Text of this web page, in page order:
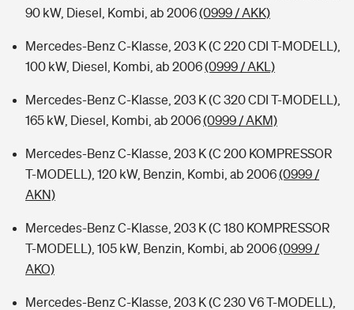
90 kW, Diesel, Kombi, ab 2006(0999 / AKK)
Mercedes-Benz C-Klasse, 203 K (C 220 CDI T-MODELL),
100 kW, Diesel, Kombi, ab 2006(0999 / AKL)
Mercedes-Benz C-Klasse, 203 K (C 320 CDI T-MODELL),
165 kW, Diesel, Kombi, ab 2006(0999 / AKM)
Mercedes-Benz C-Klasse, 203 K (C 200 KOMPRESSOR
T-MODELL), 120 kW, Benzin, Kombi, ab 2006(0999 /
AKN)
Mercedes-Benz C-Klasse, 203 K (C 180 KOMPRESSOR
T-MODELL), 105 kW, Benzin, Kombi, ab 2006(0999 /
AKO)
Mercedes-Benz C-Klasse, 203 K (C 230 V6 T-MODELL),